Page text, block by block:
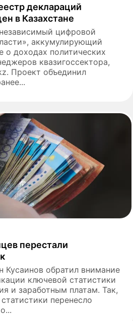
деклараций
в Казахстане
цифровой
аккумулирующий
о доходах политических
квазигоссектора,
Проект объединил
перестали
Кусаинов обратил внимание
ключевой статистики
и заработным платам. Так,
перенесло